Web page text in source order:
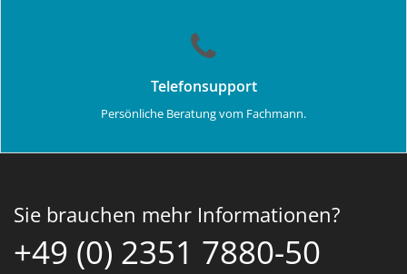
Telefonsupport
Persönliche Beratung vom Fachmann.
Sie brauchen mehr Informationen?
+49 (0) 2351 7880-50